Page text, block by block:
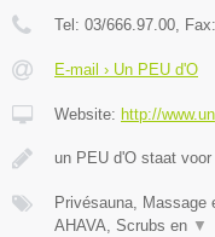
Tel: 03/666.97.00, Fax:
E-mail › Un PEU d'O
Website: http://
un PEU d'O staat
Privésauna, Massage
AHAVA, Scrubs en ▼